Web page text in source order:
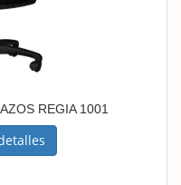
REGIA 1001